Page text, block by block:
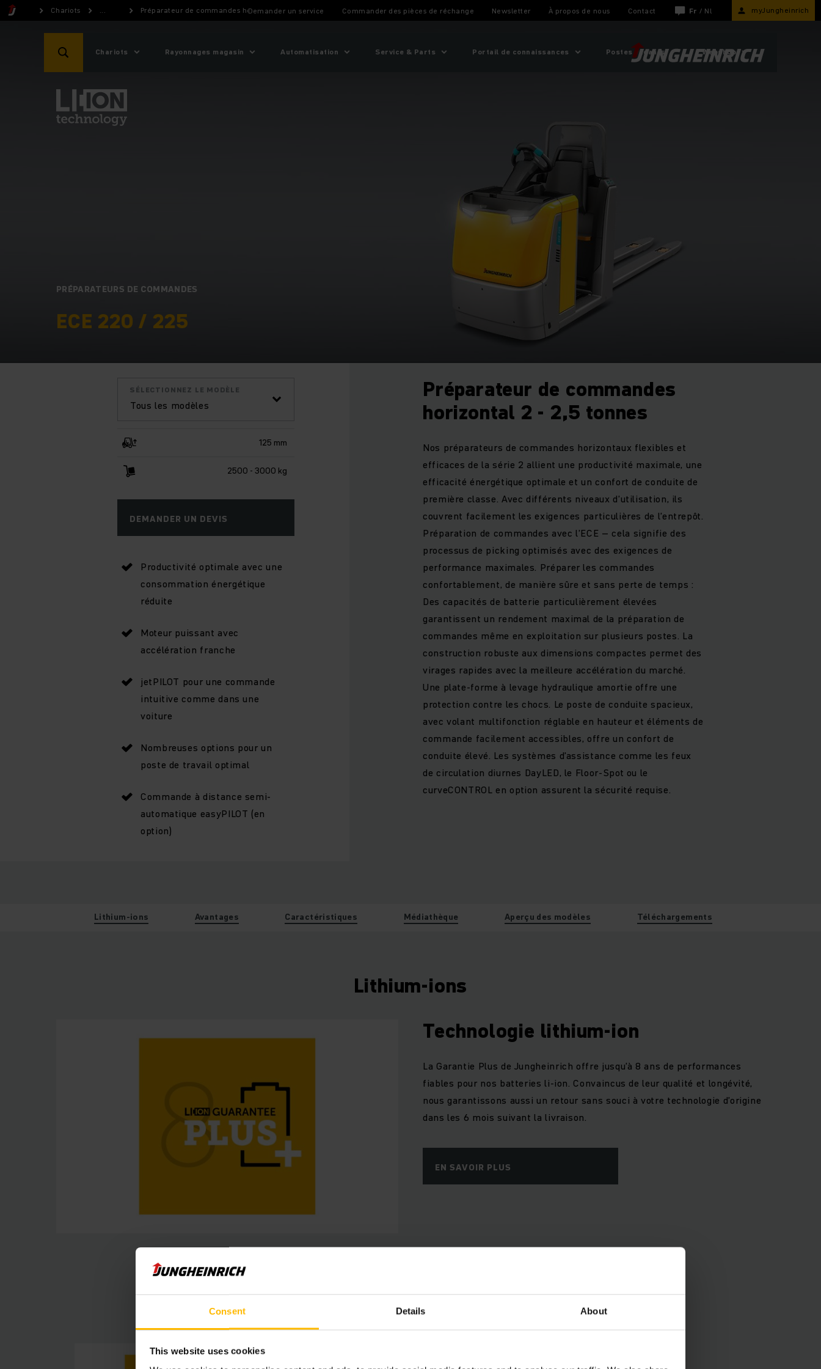
Consent Details About
This website uses cookies
Chariots ... Préparateur de commandes horizontal 2 - 2,5 tonnes
Demander un service Commander des pièces de réchange Newsletter À propos de nous Contact Fr / Nl myJungheinrich
Chariots Rayonnages magasin Automatisation Service & Parts Portail de connaissances Postes vacants Webshop
PRÉPARATEURS DE COMMANDES
ECE 220 / 225
Tous les modèles
SÉLECTIONNEZ LE MODÈLE
125 mm
2500 - 3000 kg
DEMANDER UN DEVIS
Productivité optimale avec une
consommation énergétique
réduite
Moteur puissant avec
accélération franche
jetPILOT pour une commande
intuitive comme dans une
voiture
Nombreuses options pour un
poste de travail optimal
Commande à distance semi-
automatique easyPILOT (en
option)
Préparateur de commandes
horizontal 2 - 2,5 tonnes
Nos préparateurs de commandes horizontaux flexibles et
efficaces de la série 2 allient une productivité maximale, une
efficacité énergétique optimale et un confort de conduite de
première classe. Avec différents niveaux d’utilisation, ils
couvrent facilement les exigences particulières de l’entrepôt.
Préparation de commandes avec l’ECE – cela signifie des
processus de picking optimisés avec des exigences de
performance maximales. Préparer les commandes
confortablement, de manière sûre et sans perte de temps :
Des capacités de batterie particulièrement élevées
garantissent un rendement maximal de la préparation de
commandes même en exploitation sur plusieurs postes. La
construction robuste aux dimensions compactes permet des
virages rapides avec la meilleure accélération du marché.
Une plate-forme à levage hydraulique amortie offre une
protection contre les chocs. Le poste de conduite spacieux,
avec volant multifonction réglable en hauteur et éléments de
commande facilement accessibles, offre un confort de
conduite élevé. Les systèmes d’assistance comme les feux
de circulation diurnes DayLED, le Floor-Spot ou le
curveCONTROL en option assurent la sécurité requise.
Lithium-ions Avantages Caractéristiques Médiathèque Aperçu des modèles Téléchargements
Lithium-ions
Technologie lithium-ion
La Garantie Plus de Jungheinrich offre jusqu’à 8 ans de performances
fiables pour nos batteries li-ion. Convaincus de leur qualité et longévité,
nous garantissons aussi un retour sans souci à votre technologie d’origine
dans les 6 mois suivant la livraison.
EN SAVOIR PLUS
Avantages